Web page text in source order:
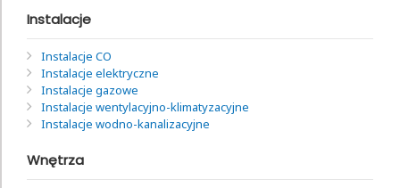
Instalacje
Instalacje CO
Instalacje elektryczne
Instalacje gazowe
Instalacje wentylacyjno-klimatyzacyjne
Instalacje wodno-kanalizacyjne
Wnętrza